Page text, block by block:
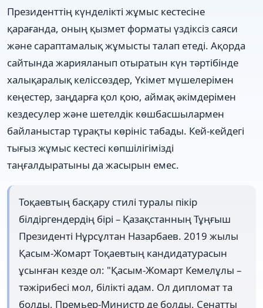
Президенттің күнделікті жұмыс кестесіне
қарағанда, оның қызмет форматы үздіксіз саяси
және сараптамалық жұмысты талап етеді. Ақорда
сайтында жарияланып отыратын күн тәртібінде
халықаралық келіссөздер, Үкімет мүшелерімен
кеңестер, заңдарға қол қою, аймақ әкімдерімен
кездесулер және шетелдік көшбасшылармен
байланыстар тұрақты көрініс табады. Кей-кейдегі
тығыз жұмыс кестесі көпшілігімізді
таңғалдыратыны да жасырын емес.
Тоқаевтың басқару стилі туралы пікір
білдіргендердің бірі – Қазақстанның Тұңғыш
Президенті Нұрсұлтан Назарбаев. 2019 жылы
Қасым-Жомарт Тоқаевтың кандидатурасын
ұсынған кезде ол: "Қасым-Жомарт Кемелұлы –
тәжірибесі мол, білікті адам. Ол дипломат та
болды, Премьер-Министр де болды, Сенатты